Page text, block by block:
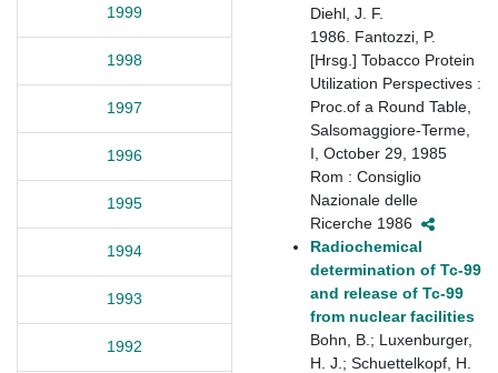
1999
1998
1997
1996
1995
1994
1993
1992
Diehl, J. F.
1986. Fantozzi, P.
[Hrsg.] Tobacco Protein
Utilization Perspectives :
Proc.of a Round Table,
Salsomaggiore-Terme,
I, October 29, 1985
Rom : Consiglio
Nazionale delle
Ricerche 1986
Radiochemical
determination of Tc-99
and release of Tc-99
from nuclear facilities
Bohn, B.; Luxenburger,
H. J.; Schuettelkopf, H.